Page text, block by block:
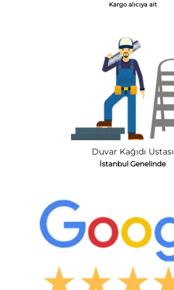
Kargo alıcıya ait
Duvar Kağıdı Ustası
İstanbul Genelinde